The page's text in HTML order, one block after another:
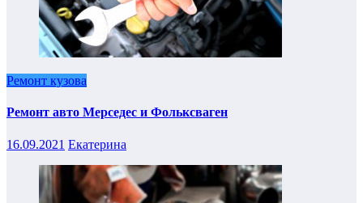
Ремонт кузова
Ремонт авто Мерседес и Фольксваген
16.09.2021 Екатерина